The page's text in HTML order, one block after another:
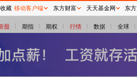
股 期指 期权 行情 数据 全球
藏 移动客户端 东方财富 天天基金网 东